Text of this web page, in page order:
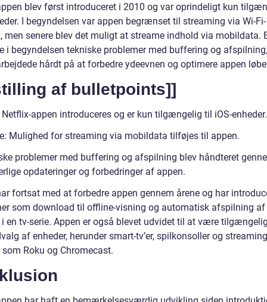
blev først introduceret i 2010 og var oprindeligt kun
I begyndelsen var appen begrænset til streaming via Wi-Fi-
men senere blev det muligt at streame indhold via mobildata.
i begyndelsen tekniske problemer med buffering og
hårdt på at forbedre ydeevnen og optimere appen
af bulletpoints]]
appen introduceres og er kun tilgængelig til iOS-enheder.
Mulighed for streaming via mobildata tilføjes til appen.
problemer med buffering og afspilning blev håndteret
opdateringer og forbedringer af appen.
fortsat med at forbedre appen gennem årene og har
som download til offline-visning og automatisk afspilning
i en tv-serie. Appen er også blevet udvidet til at være
af enheder, herunder smart-tv’er, spilkonsoller og
som Roku og Chromecast.